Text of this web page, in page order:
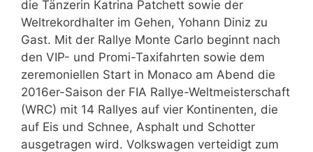
die Tänzerin Katrina Patchett sowie der
Weltrekordhalter im Gehen, Yohann Diniz zu
Gast. Mit der Rallye Monte Carlo beginnt nach
den VIP- und Promi-Taxifahrten sowie dem
zeremoniellen Start in Monaco am Abend die
2016er-Saison der FIA Rallye-Weltmeisterschaft
(WRC) mit 14 Rallyes auf vier Kontinenten, die
auf Eis und Schnee, Asphalt und Schotter
ausgetragen wird. Volkswagen verteidigt zum